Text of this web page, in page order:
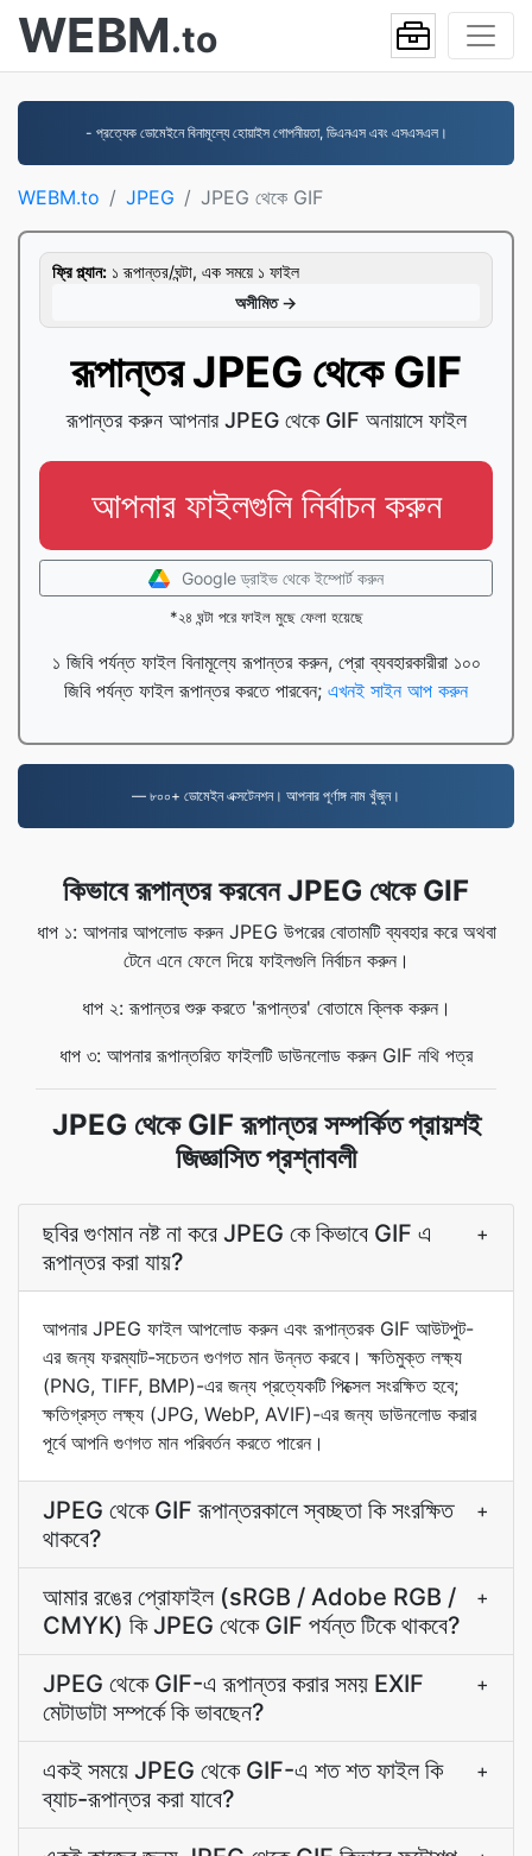
WEBM.to
- প্রত্যেক ডোমেইনে বিনামূল্যে হোয়াইস গোপনীয়তা, ডিএনএস এবং এসএসএল।
WEBM.to JPEG JPEG থেকে GIF
ফ্রি প্ল্যান: ১ রূপান্তর/ঘন্টা, এক সময়ে ১ ফাইল
অসীমিত →
রূপান্তর JPEG থেকে GIF
রূপান্তর করুন আপনার JPEG থেকে GIF অনায়াসে ফাইল
আপনার ফাইলগুলি নির্বাচন করুন
Google ড্রাইভ থেকে ইম্পোর্ট করুন
*২৪ ঘন্টা পরে ফাইল মুছে ফেলা হয়েছে
১ জিবি পর্যন্ত ফাইল বিনামূল্যে রূপান্তর করুন, প্রো ব্যবহারকারীরা ১০০
জিবি পর্যন্ত ফাইল রূপান্তর করতে পারবেন; এখনই সাইন আপ করুন
— ৮০০+ ডোমেইন এক্সটেনশন। আপনার পূর্ণাঙ্গ নাম খুঁজুন।
কিভাবে রূপান্তর করবেন JPEG থেকে GIF
ধাপ ১: আপনার আপলোড করুন JPEG উপরের বোতামটি ব্যবহার করে অথবা
টেনে এনে ফেলে দিয়ে ফাইলগুলি নির্বাচন করুন।
ধাপ ২: রূপান্তর শুরু করতে 'রূপান্তর' বোতামে ক্লিক করুন।
ধাপ ৩: আপনার রূপান্তরিত ফাইলটি ডাউনলোড করুন GIF নথি পত্র
JPEG থেকে GIF রূপান্তর সম্পর্কিত প্রায়শই
জিজ্ঞাসিত প্রশ্নাবলী
ছবির গুণমান নষ্ট না করে JPEG কে কিভাবে GIF এ
রূপান্তর করা যায়?
+
আপনার JPEG ফাইল আপলোড করুন এবং রূপান্তরক GIF আউটপুট-
এর জন্য ফরম্যাট-সচেতন গুণগত মান উন্নত করবে। ক্ষতিমুক্ত লক্ষ্য
(PNG, TIFF, BMP)-এর জন্য প্রত্যেকটি পিক্সেল সংরক্ষিত হবে;
ক্ষতিগ্রস্ত লক্ষ্য (JPG, WebP, AVIF)-এর জন্য ডাউনলোড করার
পূর্বে আপনি গুণগত মান পরিবর্তন করতে পারেন।
JPEG থেকে GIF রূপান্তরকালে স্বচ্ছতা কি সংরক্ষিত
থাকবে?
+
আমার রঙের প্রোফাইল (sRGB / Adobe RGB /
CMYK) কি JPEG থেকে GIF পর্যন্ত টিকে থাকবে?
+
JPEG থেকে GIF-এ রূপান্তর করার সময় EXIF
মেটাডাটা সম্পর্কে কি ভাবছেন?
+
একই সময়ে JPEG থেকে GIF-এ শত শত ফাইল কি
ব্যাচ-রূপান্তর করা যাবে?
+